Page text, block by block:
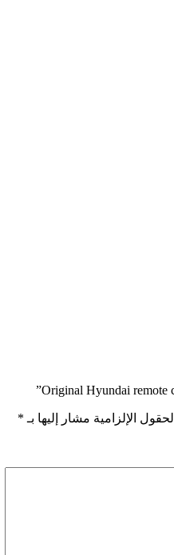
الحقول الإلزامية مشار إليها بـ *